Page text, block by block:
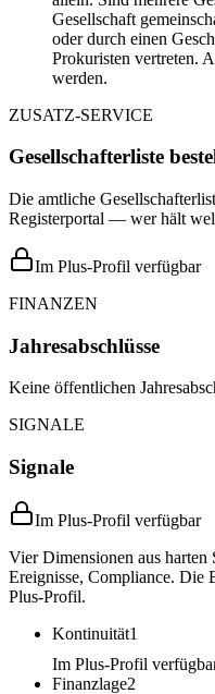
Gesellschaft
oder durch einen
Prokuristen vertreten.
werden.
ZUSATZ-SERVICE
Gesellschafterliste
Die amtliche
Registerportal — wer hält
Im Plus-Profil verfügbar
FINANZEN
Jahresabschlüsse
Keine öffentlichen
SIGNALE
Signale
Im Plus-Profil verfügbar
Vier Dimensionen aus
Ereignisse, Compliance. Die
Plus-Profil.
Kontinuität1
Im Plus-Profil
Finanzlage2